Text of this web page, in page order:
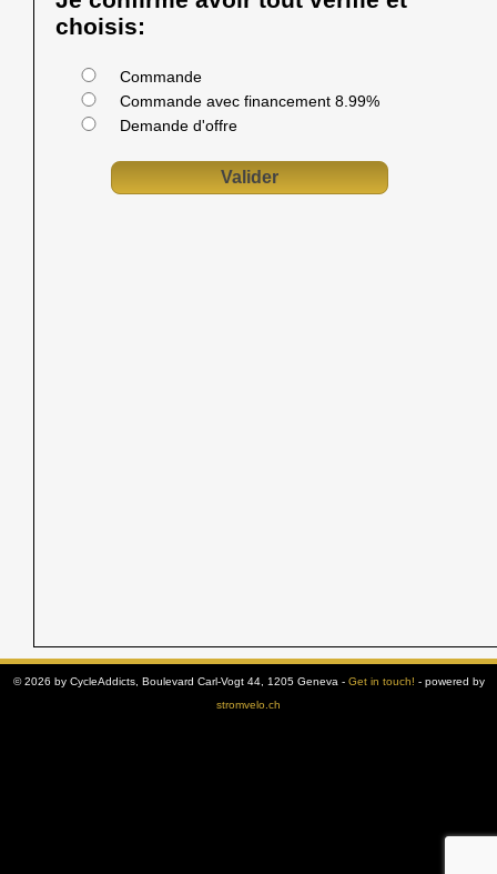
choisis:
Commande
Commande avec financement 8.99%
Demande d'offre
© 2026 by CycleAddicts, Boulevard Carl-Vogt 44, 1205 Geneva - Get in touch! - powered by
stromvelo.ch